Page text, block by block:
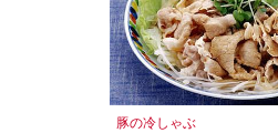
豚の冷しゃぶ